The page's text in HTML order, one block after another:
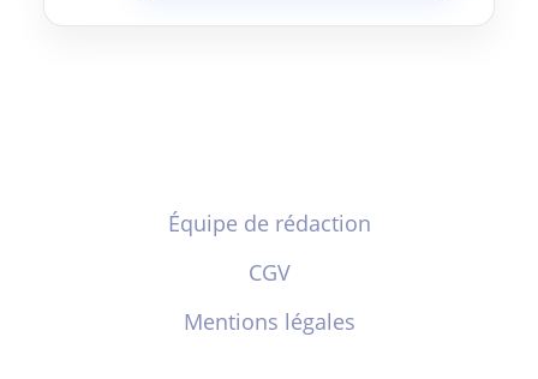
Équipe de rédaction
CGV
Mentions légales